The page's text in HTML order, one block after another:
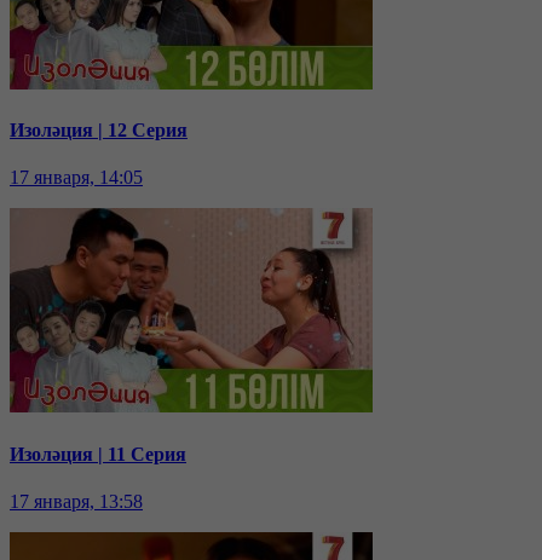
Изоләция | 12 Серия
17 января, 14:05
Изоләция | 11 Серия
17 января, 13:58